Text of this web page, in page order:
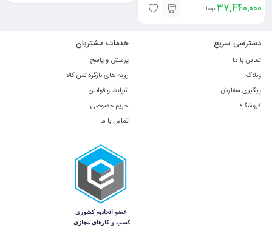
37,440,000 تومان
دسترسی سریع
تماس با ما
وبلاگ
پیگیری سفارش
فروشگاه
خدمات مشتریان
پرسش و پاسخ
رویه های بازگرداندن کالا
شرایط و قوانین
حریم خصوصی
تماس با ما